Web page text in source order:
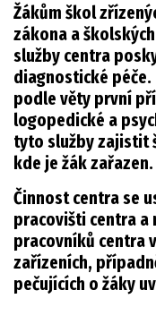
Žákům škol
zákona a
služby centra
diagnostické
podle věty první
logopedické a
tyto služby zajistit
kde je žák zařazen.
Činnost centra se
pracovišti centra a
pracovníků centra
zařízeních,
pečujících o žáky